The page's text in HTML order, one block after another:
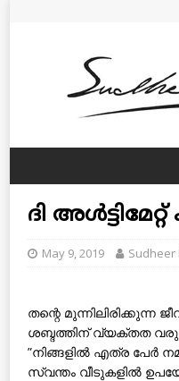
ദി അള്‍ട്ടിമേറ്റ്
May 9, 2019 Sudheer
തന്റെ മുന്നിലിരിക്കുന്ന
ശബ്ദത്തിന് വ്യക്തത
”നിങ്ങളില്‍ എത്ര പേര്‍
സ്വന്തം വീടുകളില്‍